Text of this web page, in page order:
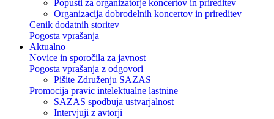
Popusti za organizatorje koncertov in prireditev
Organizacija dobrodelnih koncertov in prireditev
Cenik dodatnih storitev
Pogosta vprašanja
Aktualno
Novice in sporočila za javnost
Pogosta vprašanja z odgovori
Pišite Združenju SAZAS
Promocija pravic intelektualne lastnine
SAZAS spodbuja ustvarjalnost
Intervjuji z avtorji